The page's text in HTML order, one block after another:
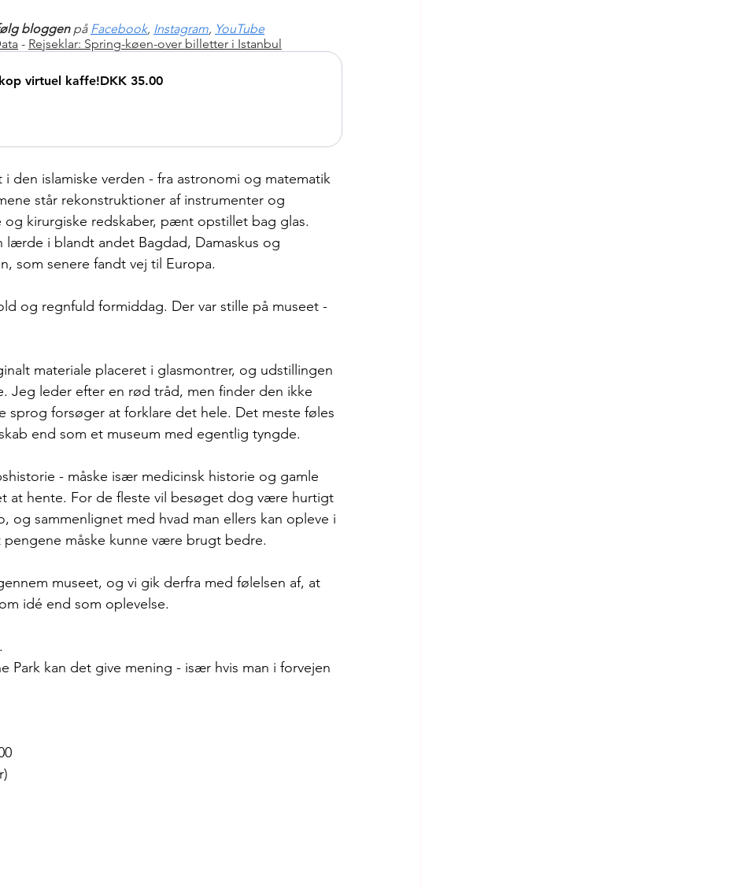
bloggen på Facebook, Instagram, YouTube
- Rejseklar: Spring-køen-over billetter i Istanbul
virtuel kaffe!DKK 35.00
den islamiske verden - fra astronomi og matematik
står rekonstruktioner af instrumenter og
og kirurgiske redskaber, pænt opstillet bag glas.
i blandt andet Bagdad, Damaskus og
som senere fandt vej til Europa.
og regnfuld formiddag. Der var stille på museet -
materiale placeret i glasmontrer, og udstillingen
Jeg leder efter en rød tråd, men finder den ikke
sprog forsøger at forklare det hele. Det meste føles
end som et museum med egentlig tyngde.
- måske især medicinsk historie og gamle
at hente. For de fleste vil besøget dog være hurtigt
og sammenlignet med hvad man ellers kan opleve i
måske kunne være brugt bedre.
museet, og vi gik derfra med følelsen af, at
idé end som oplevelse.
Park kan det give mening - især hvis man i forvejen